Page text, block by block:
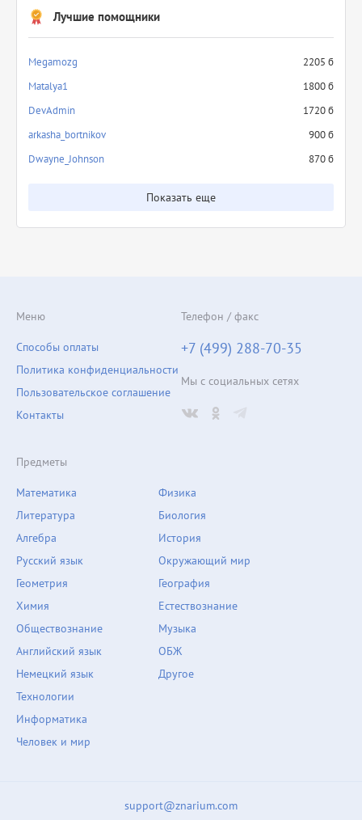
Лучшие помощники
Megamozg
2205 б
Matalya1
1800 б
DevAdmin
1720 б
arkasha_bortnikov
900 б
Dwayne_Johnson
870 б
Показать еще
Предметы
Математика
Литература
Алгебра
Русский язык
Геометрия
Химия
Физика
Биология
История
Окружающий мир
География
Естествознание
Обществознание
Английский язык
Немецкий язык
Технологии
Информатика
Человек и мир
Музыка
ОБЖ
Другое
Меню
Способы оплаты
Политика конфиденциальности
Пользовательское соглашение
Контакты
Телефон / факс
+7 (499) 288-70-35
Мы с социальных сетях
support@znarium.com